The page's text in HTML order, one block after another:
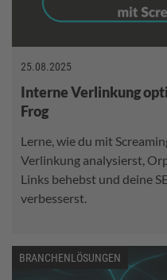
25.08.2025
Interne Verlinkung
Frog
Lerne, wie du mit
Verlinkung analysierst,
Links behebst und deine
verbesserst.
BRANCHENLÖSUNGEN